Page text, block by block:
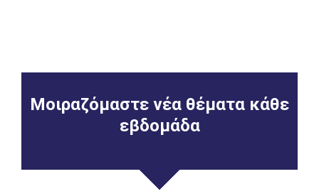
Μοιραζόμαστε νέα θέματα κάθε
εβδομάδα